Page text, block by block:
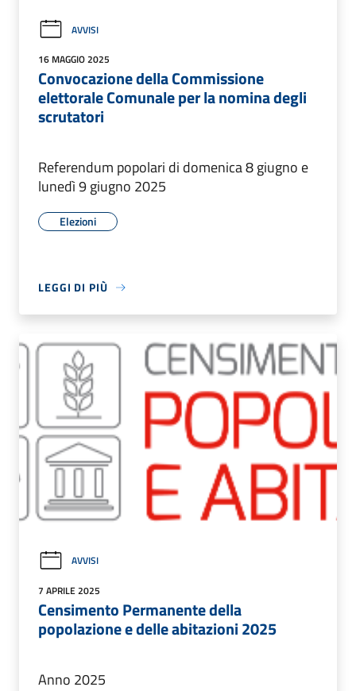
AVVISI
16 MAGGIO 2025
Convocazione della Commissione
elettorale Comunale per la nomina degli
scrutatori
Referendum popolari di domenica 8 giugno e
lunedì 9 giugno 2025
Elezioni
LEGGI DI PIÙ
AVVISI
7 APRILE 2025
Censimento Permanente della
popolazione e delle abitazioni 2025
Anno 2025